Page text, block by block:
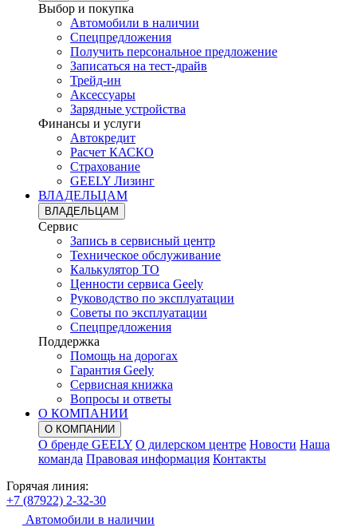
Выбор и покупка
Автомобили в наличии
Спецпредложения
Получить персональное предложение
Записаться на тест-драйв
Трейд-ин
Аксессуары
Зарядные устройства
Финансы и услуги
Автокредит
Расчет КАСКО
Страхование
GEELY Лизинг
ВЛАДЕЛЬЦАМ
ВЛАДЕЛЬЦАМ
Сервис
Запись в сервисный центр
Техническое обслуживание
Калькулятор ТО
Ценности сервиса Geely
Руководство по эксплуатации
Советы по эксплуатации
Спецпредложения
Поддержка
Помощь на дорогах
Гарантия Geely
Сервисная книжка
Вопросы и ответы
О КОМПАНИИ
О КОМПАНИИ
О бренде GEELY О дилерском центре Новости Наша
команда Правовая информация Контакты
Горячая линия:
+7 (87922) 2-32-30
Автомобили в наличии